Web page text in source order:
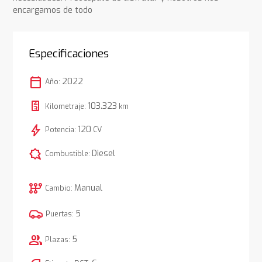
encargamos de todo
Especificaciones
calendar_today Año: 2022
Kilometraje: 103.323 km
bolt Potencia: 120 CV
comic_bubble Combustible: Diesel
auto_transmission Cambio: Manual
Puertas: 5
group Plazas: 5